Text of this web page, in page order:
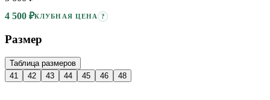
4 500 ₽КЛУБНАЯ ЦЕНА ?
Размер
Таблица размеров
41
42 43 44 45 46 48